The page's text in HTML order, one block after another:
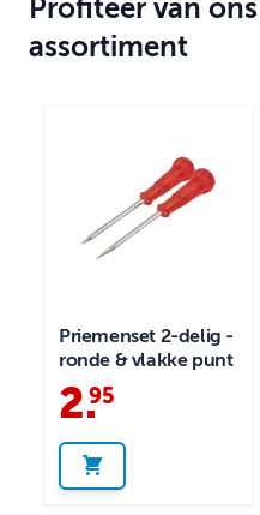
Profiteer van
assortiment
Priemenset 2-delig -
ronde & vlakke punt
2.
95